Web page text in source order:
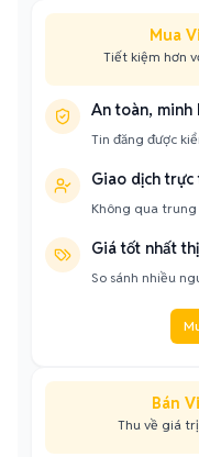
Mua
Tiết kiệm hơn
An toàn, minh
Tin đăng được
Giao dịch trực
Không qua
Giá tốt nhất
So sánh nhiều
Bán
Thu về giá